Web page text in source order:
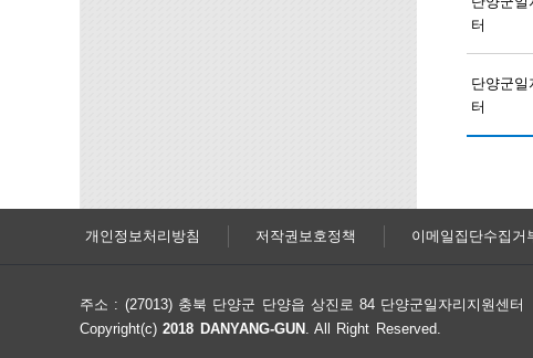
터
단양군일
터
개인정보처리방침 저작권보호정책 이메일집단수집거
주소 : (27013) 충북 단양군 단양읍 상진로 84 단양군일자리지원센터
Copyright(c)2018 DANYANG-GUN . All Right Reserved.